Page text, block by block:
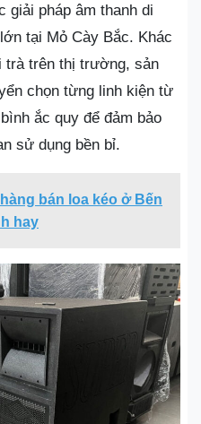
giải pháp âm thanh di
tại Mỏ Cày Bắc. Khác
trà trên thị trường, sản
chọn từng linh kiện từ
ắc quy để đảm bảo
sử dụng bền bỉ.
bán loa kéo ở Bến
hay